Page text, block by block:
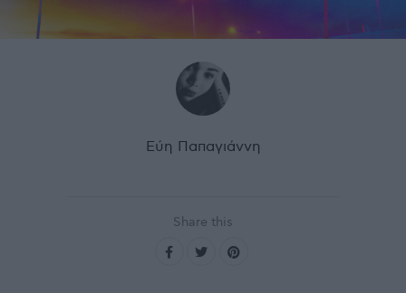
Εύη Παπαγιάννη
Share this